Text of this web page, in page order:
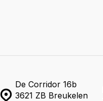
De Corridor 16b
3621 ZB Breukelen